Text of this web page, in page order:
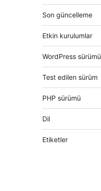
Son güncelleme
Etkin kurulumlar
WordPress sürümü
Test edilen sürüm
PHP sürümü
Dil
Etiketler